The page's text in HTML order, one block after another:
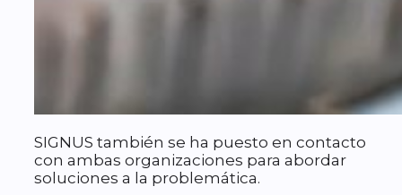
SIGNUS también se ha puesto en contacto
con ambas organizaciones para abordar
soluciones a la problemática.